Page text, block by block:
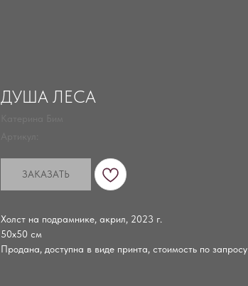
ДУША ЛЕСА
ЗАКАЗАТЬ
Холст на подрамнике, акрил, 2023 г.
50х50 см
Продана, доступна в виде принта, стоимость по запросу